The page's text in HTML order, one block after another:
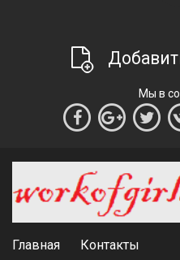
Мы в
Главная Контакты